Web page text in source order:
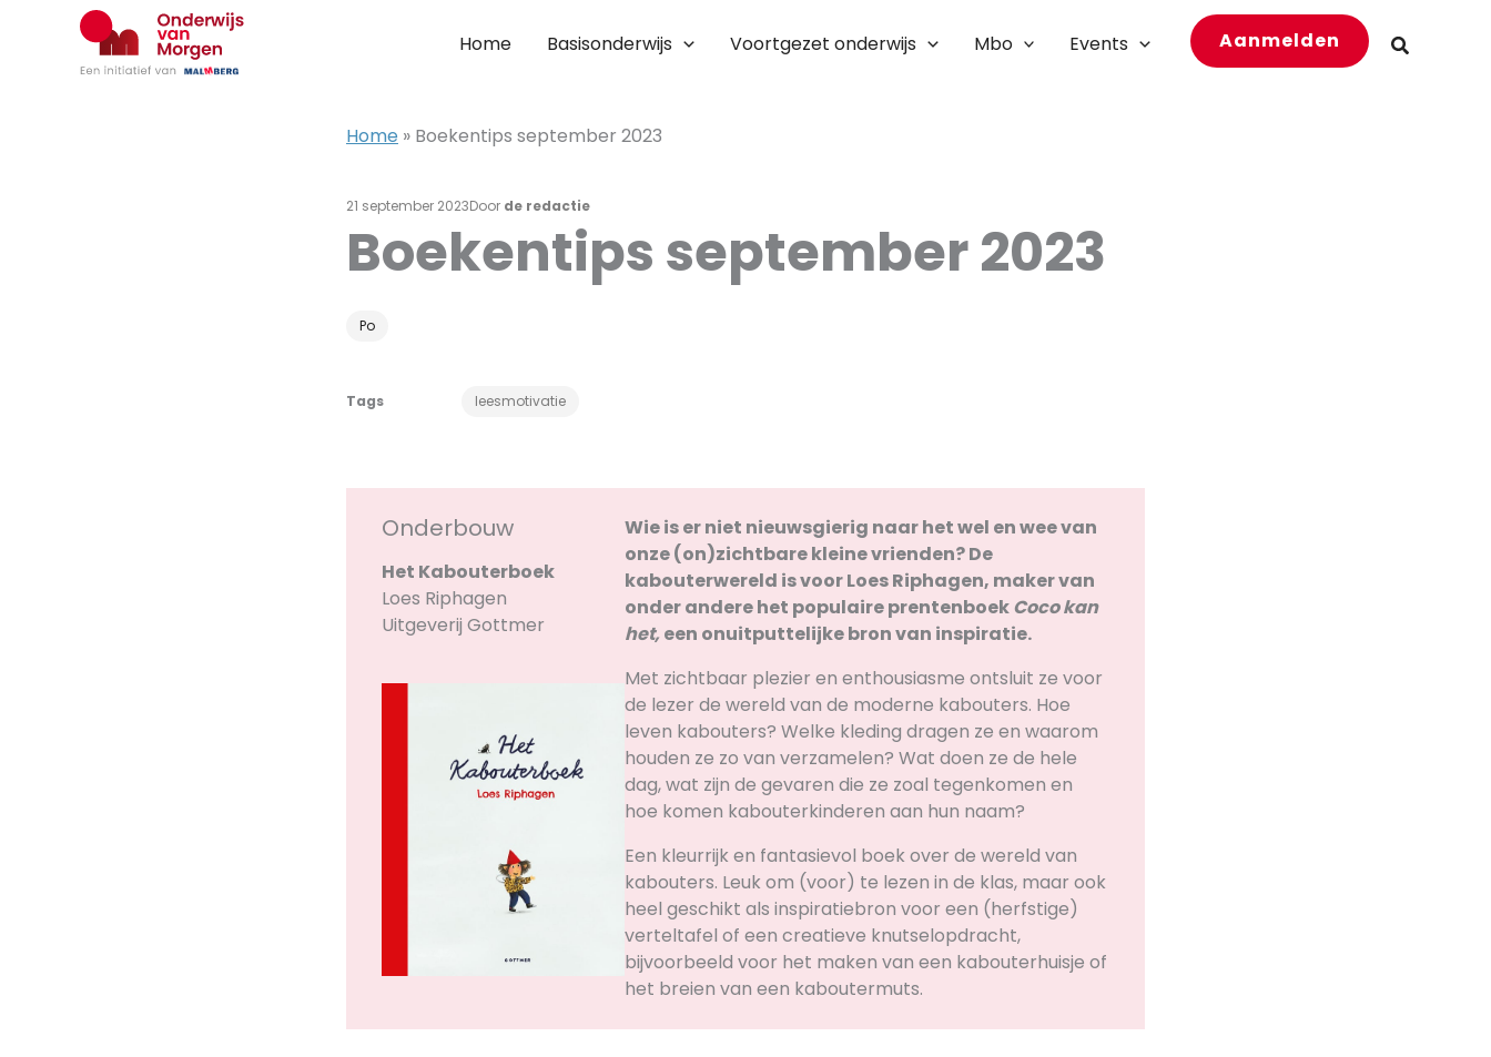
Home Basisonderwijs Voortgezet onderwijs Mbo Events Aanmelden Zoeken
Home » Boekentips september 2023
21 september 2023Door de redactie
Po
Tags leesmotivatie
Boekentips september 2023
Onderbouw
Het Kabouterboek
Loes Riphagen
Uitgeverij Gottmer
Wie is er niet nieuwsgierig naar het wel en wee van
onze (on)zichtbare kleine vrienden? De
kabouterwereld is voor Loes Riphagen, maker van
onder andere het populaire prentenboekCoco kan
het,een onuitputtelijke bron van inspiratie.
Met zichtbaar plezier en enthousiasme ontsluit ze voor
de lezer de wereld van de moderne kabouters. Hoe
leven kabouters? Welke kleding dragen ze en waarom
houden ze zo van verzamelen? Wat doen ze de hele
dag, wat zijn de gevaren die ze zoal tegenkomen en
hoe komen kabouterkinderen aan hun naam?
Een kleurrijk en fantasievol boek over de wereld van
kabouters. Leuk om (voor) te lezen in de klas, maar ook
heel geschikt als inspiratiebron voor een (herfstige)
verteltafel of een creatieve knutselopdracht,
bijvoorbeeld voor het maken van een kabouterhuisje of
het breien van een kaboutermuts.